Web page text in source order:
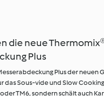
die neue
Plus
Plus der neuen
das Sous-vide und Slow
TM6, sondern schält auch